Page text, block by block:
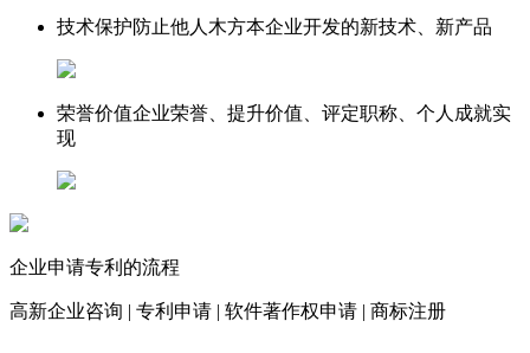
技术保护防止他人木方本企业开发的新技术、新产品
荣誉价值企业荣誉、提升价值、评定职称、个人成就实
现
企业申请专利的流程
高新企业咨询 | 专利申请 | 软件著作权申请 | 商标注册